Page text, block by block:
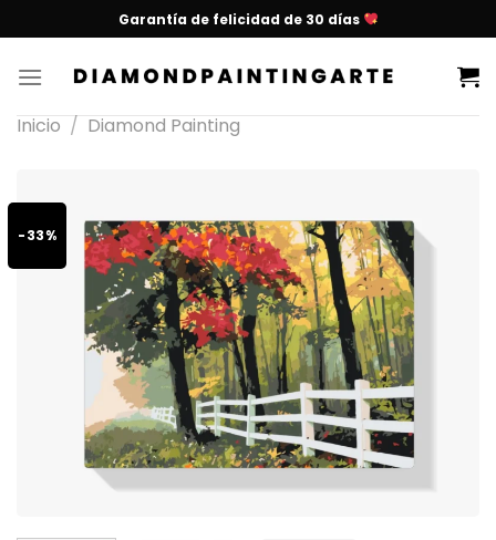
Garantía de felicidad de 30 días
Inicio / Diamond Painting
-33%